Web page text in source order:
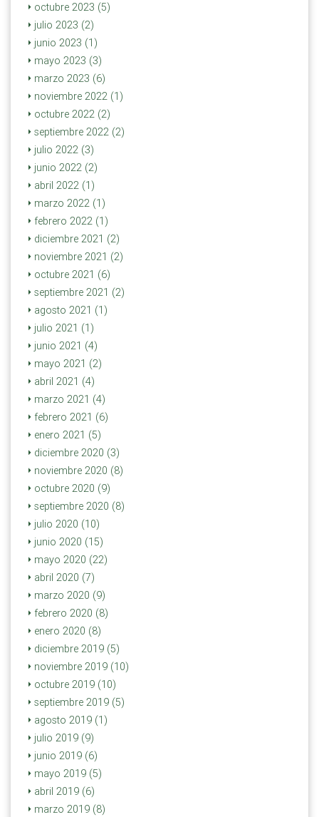
octubre 2023 (5)
julio 2023 (2)
junio 2023 (1)
mayo 2023 (3)
marzo 2023 (6)
noviembre 2022 (1)
octubre 2022 (2)
septiembre 2022 (2)
julio 2022 (3)
junio 2022 (2)
abril 2022 (1)
marzo 2022 (1)
febrero 2022 (1)
diciembre 2021 (2)
noviembre 2021 (2)
octubre 2021 (6)
septiembre 2021 (2)
agosto 2021 (1)
julio 2021 (1)
junio 2021 (4)
mayo 2021 (2)
abril 2021 (4)
marzo 2021 (4)
febrero 2021 (6)
enero 2021 (5)
diciembre 2020 (3)
noviembre 2020 (8)
octubre 2020 (9)
septiembre 2020 (8)
julio 2020 (10)
junio 2020 (15)
mayo 2020 (22)
abril 2020 (7)
marzo 2020 (9)
febrero 2020 (8)
enero 2020 (8)
diciembre 2019 (5)
noviembre 2019 (10)
octubre 2019 (10)
septiembre 2019 (5)
agosto 2019 (1)
julio 2019 (9)
junio 2019 (6)
mayo 2019 (5)
abril 2019 (6)
marzo 2019 (8)